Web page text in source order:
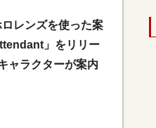
レンズを使った案
」をリリー
ャラクターが案内